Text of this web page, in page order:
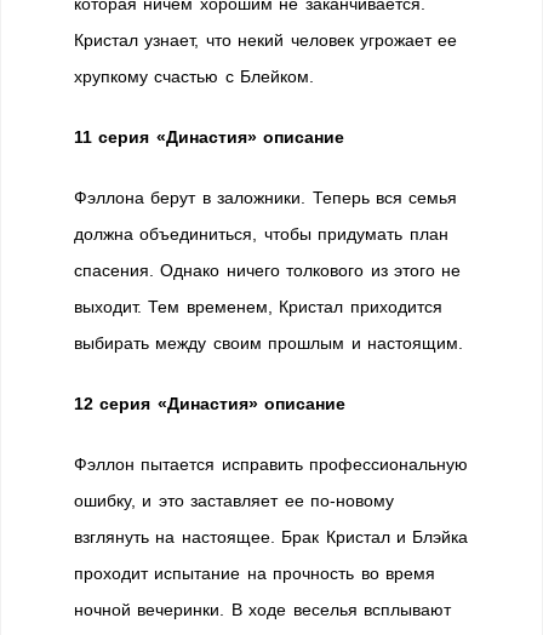
Кристал узнает, что некий человек угрожает ее
хрупкому счастью с Блейком.
11 серия «Династия» описание
Фэллона берут в заложники. Теперь вся семья
должна объединиться, чтобы придумать план
спасения. Однако ничего толкового из этого не
выходит. Тем временем, Кристал приходится
выбирать между своим прошлым и настоящим.
12 серия «Династия» описание
Фэллон пытается исправить профессиональную
ошибку, и это заставляет ее по-новому
взглянуть на настоящее. Брак Кристал и Блэйка
проходит испытание на прочность во время
ночной вечеринки. В ходе веселья всплывают